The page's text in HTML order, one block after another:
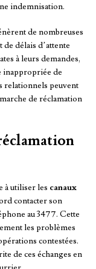
indemnisation.
de nombreuses
délais d’attente
à leurs demandes,
inappropriée de
relationnels peuvent
de réclamation
à utiliser les canaux
contacter son
au 3477. Cette
les problèmes
contestées.
de ces échanges en